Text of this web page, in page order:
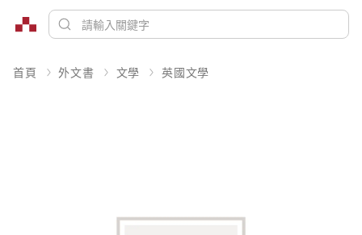
首頁 外文書 文學 英國文學